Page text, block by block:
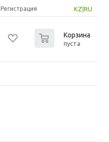
KZ RU
Регистрация
Корзина
пуста